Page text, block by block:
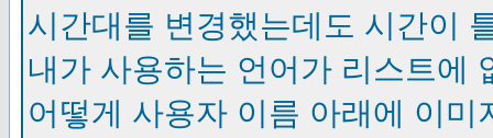
시간대를 변경했는데도 시간이
내가 사용하는 언어가 리스트에
어떻게 사용자 이름 아래에 이미